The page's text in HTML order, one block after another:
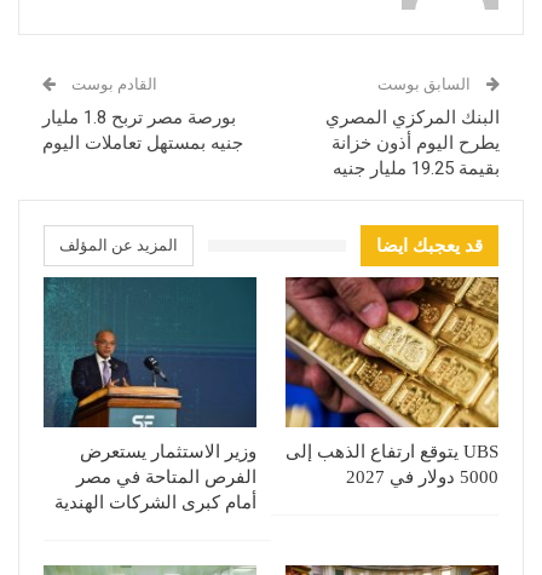
السابق بوست
البنك المركزي المصري
يطرح اليوم أذون خزانة
بقيمة 19.25 مليار جنيه
القادم بوست
بورصة مصر تربح 1.8 مليار
جنيه بمستهل تعاملات اليوم
قد يعجبك ايضا المزيد عن المؤلف
UBS يتوقع ارتفاع الذهب إلى
5000 دولار في 2027
وزير الاستثمار يستعرض
الفرص المتاحة في مصر
أمام كبرى الشركات الهندية